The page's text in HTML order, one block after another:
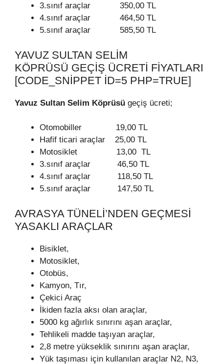
3.sınıf araçlar 350,00 TL
4.sınıf araçlar 464,50 TL
5.sınıf araçlar 585,50 TL
YAVUZ SULTAN SELIM
KÖPRÜSÜ GEÇIŞ ÜCRETI FIYATLARI
[CODE_SNIPPET ID=5 PHP=TRUE]
Yavuz Sultan Selim Köprüsü geçiş ücreti;
Otomobiller 19,00 TL
Hafif ticari araçlar 25,00 TL
Motosiklet 13,00 TL
3.sınıf araçlar 46,50 TL
4.sınıf araçlar 118,50 TL
5.sınıf araçlar 147,50 TL
AVRASYA TÜNELI’NDEN GEÇMESI
YASAKLI ARAÇLAR
Bisiklet,
Motosiklet,
Otobüs,
Kamyon, Tır,
Çekici Araç
İkiden fazla aksı olan araçlar,
5000 kg ağırlık sınırını aşan araçlar,
Tehlikeli madde taşıyan araçlar,
2,8 metre yükseklik sınırını aşan araçlar,
Yük taşıması için kullanılan araçlar N2, N3,